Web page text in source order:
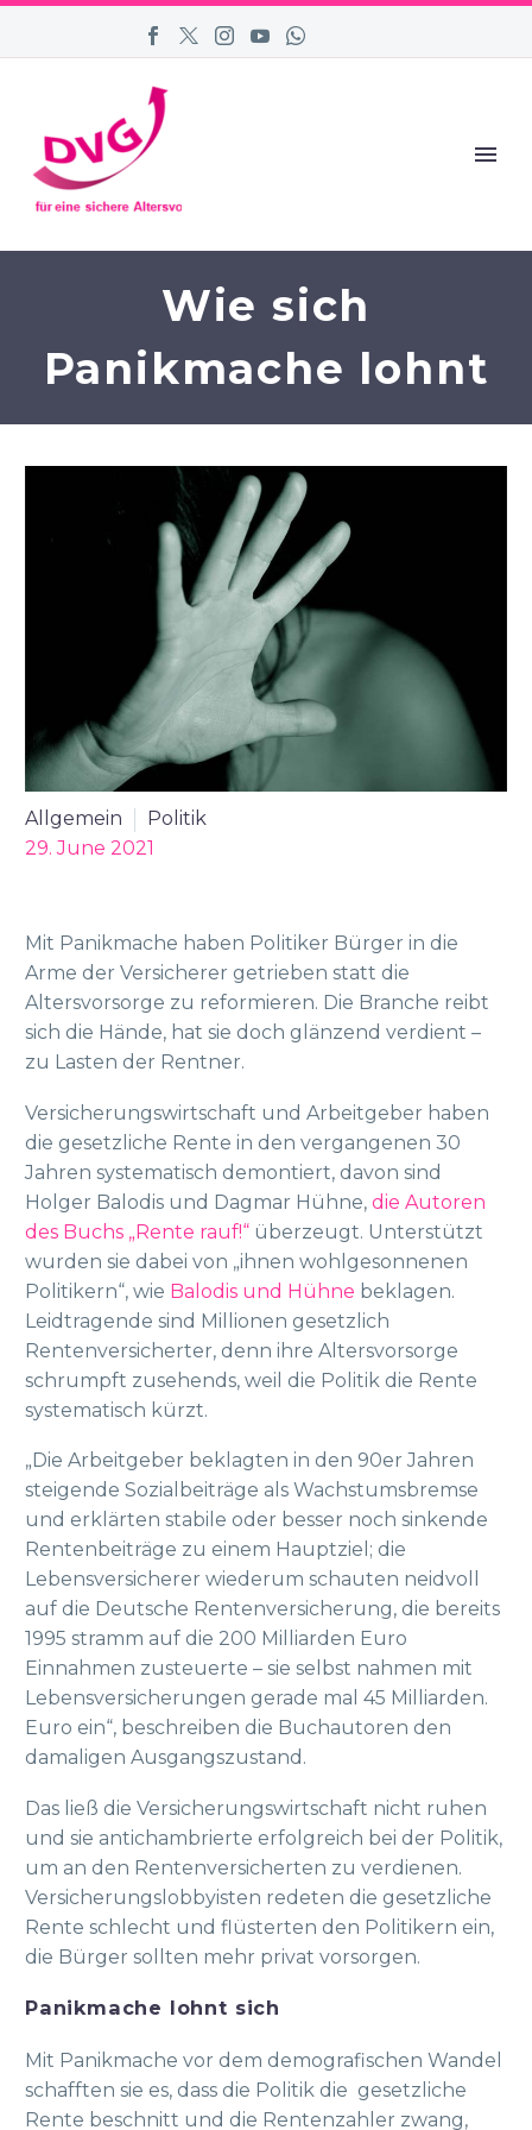
Wie sich
Panikmache lohnt
Allgemein
Politik
29. June 2021
Mit Panikmache haben Politiker Bürger in die
Arme der Versicherer getrieben statt die
Altersvorsorge zu reformieren. Die Branche reibt
sich die Hände, hat sie doch glänzend verdient –
zu Lasten der Rentner.
Versicherungswirtschaft und Arbeitgeber haben
die gesetzliche Rente in den vergangenen 30
Jahren systematisch demontiert, davon sind
Holger Balodis und Dagmar Hühne, die Autoren
des Buchs „Rente rauf!“ überzeugt. Unterstützt
wurden sie dabei von „ihnen wohlgesonnenen
Politikern“, wie Balodis und Hühne beklagen.
Leidtragende sind Millionen gesetzlich
Rentenversicherter, denn ihre Altersvorsorge
schrumpft zusehends, weil die Politik die Rente
systematisch kürzt.
„Die Arbeitgeber beklagten in den 90er Jahren
steigende Sozialbeiträge als Wachstumsbremse
und erklärten stabile oder besser noch sinkende
Rentenbeiträge zu einem Hauptziel; die
Lebensversicherer wiederum schauten neidvoll
auf die Deutsche Rentenversicherung, die bereits
1995 stramm auf die 200 Milliarden Euro
Einnahmen zusteuerte – sie selbst nahmen mit
Lebensversicherungen gerade mal 45 Milliarden.
Euro ein“, beschreiben die Buchautoren den
damaligen Ausgangszustand.
Das ließ die Versicherungswirtschaft nicht ruhen
und sie antichambrierte erfolgreich bei der Politik,
um an den Rentenversicherten zu verdienen.
Versicherungslobbyisten redeten die gesetzliche
Rente schlecht und flüsterten den Politikern ein,
die Bürger sollten mehr privat vorsorgen.
Panikmache lohnt sich
Mit Panikmache vor dem demografischen Wandel
schafften sie es, dass die Politik die gesetzliche
Rente beschnitt und die Rentenzahler zwang,